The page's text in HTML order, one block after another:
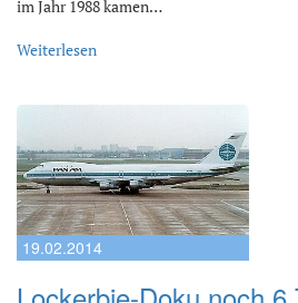
im Jahr 1988 kamen…
Weiterlesen
19.02.2014